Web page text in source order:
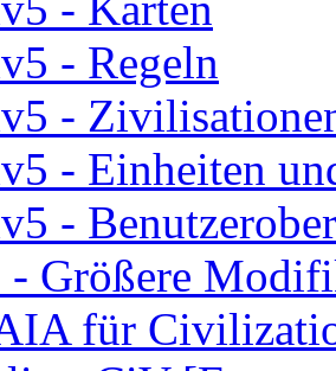
- Regeln
-
- Einheiten
-
Größere
für